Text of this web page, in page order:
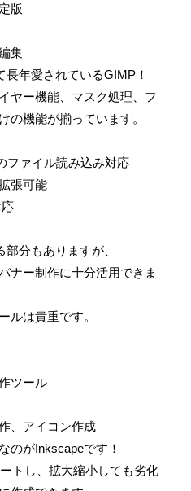
版
集
長年愛されているGIMP！
ヤー機能、マスク処理、フ
の機能が揃っています。
ファイル読み込み対応
張可能
分もありますが、
ナー制作に十分活用できま
ルは貴重です。
ツール
、アイコン作成
のがInkscapeです！
トし、拡大縮小しても劣化